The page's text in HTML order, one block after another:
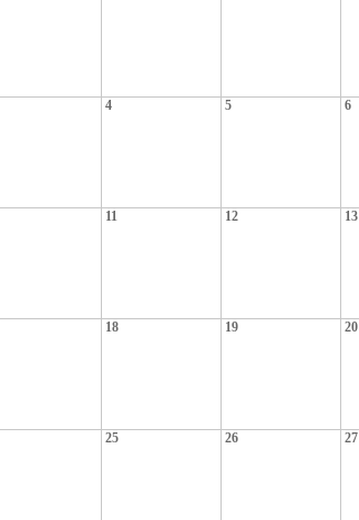
4 5 6
11 12 13
18 19 20
25 26 27